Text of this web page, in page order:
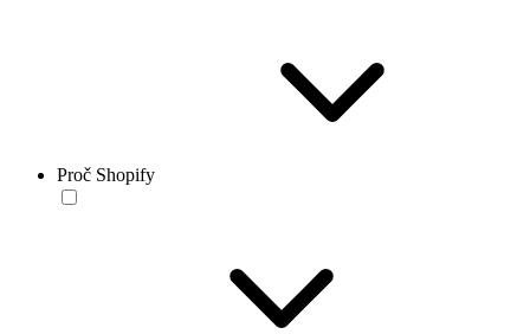
Proč Shopify